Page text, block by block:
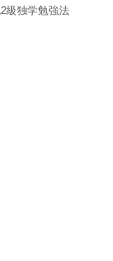
級独学勉強法